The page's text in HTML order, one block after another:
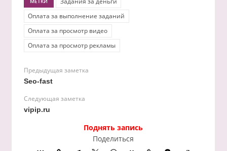
Оплата за выполнение заданий
Оплата за просмотр видео
Оплата за просмотр рекламы
Предыдущая заметка
Seo-fast
Следующая заметка
vipip.ru
Поднять запись
Поделиться